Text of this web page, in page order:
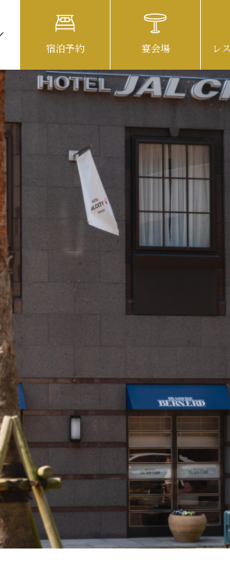
宿泊予約 宴会場 レ
お知らせ
レストラン
駐車場のご案内
お問い合わせ
よくあるご質問
客室設備
館内設備
OneHarmony
フォトギャラリー